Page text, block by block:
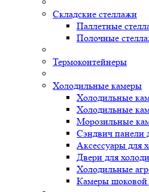
Складские стеллажи
Паллетные
Полочные
Термоконтейнеры
Холодильные камеры
Холодильные
Холодильные
Морозильные
Сэндвич панели
Аксессуары для
Двери для
Холодильные
Камеры шоковой